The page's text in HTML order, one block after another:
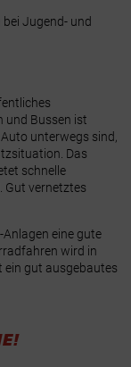
bei Jugend- und
und Bussen ist
unterwegs sind,
Das
schnelle
Gut vernetztes
eine gute
wird in
ein gut ausgebautes